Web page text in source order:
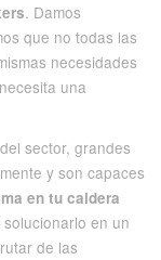
. Damos
que no todas las
necesidades
una
sector, grandes
y son capaces
en tu caldera
en un
de las